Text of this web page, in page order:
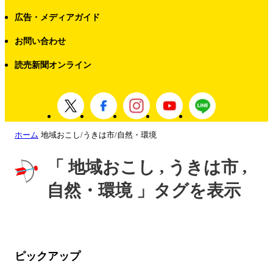
広告・メディアガイド
お問い合わせ
読売新聞オンライン
ホーム 地域おこし/うきは市/自然・環境
「 地域おこし , うきは市 ,
自然・環境 」タグを表示
ピックアップ